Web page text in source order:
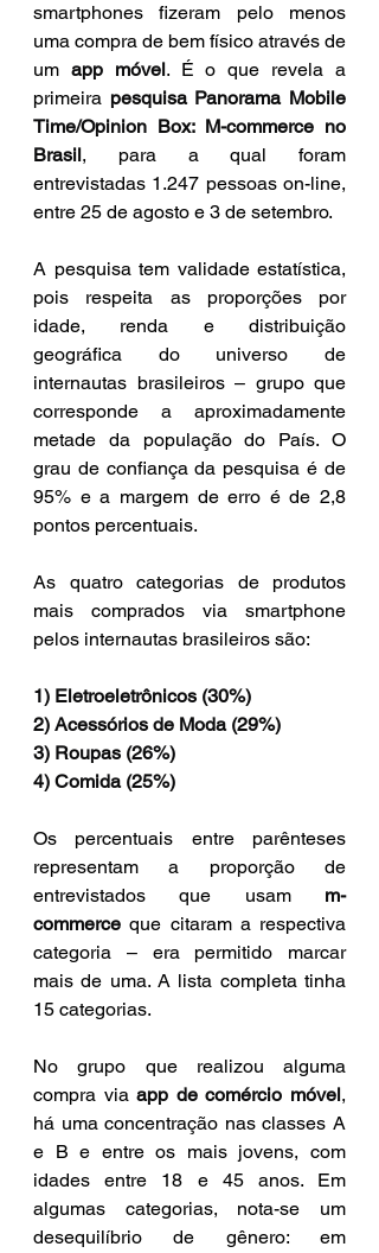
smartphones fizeram pelo menos
uma compra de bem físico através de
um app móvel. É o que revela a
primeira pesquisa Panorama Mobile
Time/Opinion Box: M-commerce no
Brasil, para a qual foram
entrevistadas 1.247 pessoas on-line,
entre 25 de agosto e 3 de setembro.
A pesquisa tem validade estatística,
pois respeita as proporções por
idade, renda e distribuição
geográfica do universo de
internautas brasileiros – grupo que
corresponde a aproximadamente
metade da população do País. O
grau de confiança da pesquisa é de
95% e a margem de erro é de 2,8
pontos percentuais.
As quatro categorias de produtos
mais comprados via smartphone
pelos internautas brasileiros são:
1) Eletroeletrônicos (30%)
2) Acessórios de Moda (29%)
3) Roupas (26%)
4) Comida (25%)
Os percentuais entre parênteses
representam a proporção de
entrevistados que usam m-
commerce que citaram a respectiva
categoria – era permitido marcar
mais de uma. A lista completa tinha
15 categorias.
No grupo que realizou alguma
compra via app de comércio móvel,
há uma concentração nas classes A
e B e entre os mais jovens, com
idades entre 18 e 45 anos. Em
algumas categorias, nota-se um
desequilíbrio de gênero: em